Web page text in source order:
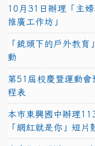
10月31日辦理「主
推廣工作坊」
「鏡頭下的戶外教
動
第51屆校慶暨運動
程表
本市東興國中辦理
「網紅就是你」短